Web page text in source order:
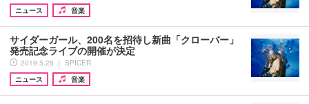
ニュース
音楽
サイダーガール、200名を招待し新曲「クローバー」
発売記念ライブの開催が決定
2019.5.28 ｜ SPICER
ニュース
音楽